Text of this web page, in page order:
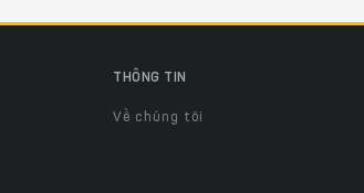
THÔNG TIN
Về chúng tôi